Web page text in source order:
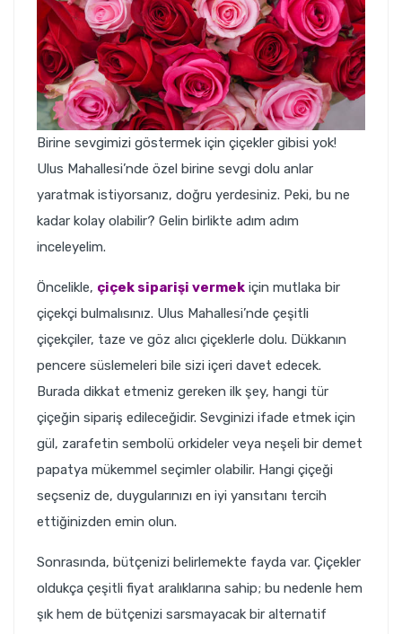
Birine sevgimizi göstermek için çiçekler gibisi yok!
Ulus Mahallesi’nde özel birine sevgi dolu anlar
yaratmak istiyorsanız, doğru yerdesiniz. Peki, bu ne
kadar kolay olabilir? Gelin birlikte adım adım
inceleyelim.
Öncelikle, çiçek siparişi vermek için mutlaka bir
çiçekçi bulmalısınız. Ulus Mahallesi’nde çeşitli
çiçekçiler, taze ve göz alıcı çiçeklerle dolu. Dükkanın
pencere süslemeleri bile sizi içeri davet edecek.
Burada dikkat etmeniz gereken ilk şey, hangi tür
çiçeğin sipariş edileceğidir. Sevginizi ifade etmek için
gül, zarafetin sembolü orkideler veya neşeli bir demet
papatya mükemmel seçimler olabilir. Hangi çiçeği
seçseniz de, duygularınızı en iyi yansıtanı tercih
ettiğinizden emin olun.
Sonrasında, bütçenizi belirlemekte fayda var. Çiçekler
oldukça çeşitli fiyat aralıklarına sahip; bu nedenle hem
şık hem de bütçenizi sarsmayacak bir alternatif